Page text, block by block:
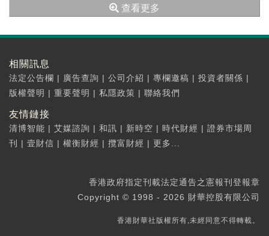
查看更多
相關訊息
法定公告欄 | 廣告查詢 | 公司介紹 | 專欄邀稿 | 投資者關係 |
版權聲明 | 重要聲明 | 私隱政策 | 聯絡我們
友情鏈接
清博智能 | 艾媒諮詢 | 和訊 | 新時空 | 時代財經 | 證券市場周
刊
| 壹財信 | 權衡財經 | 攬富財經 | 更多...
香港政府指定刊載法定通告之憲報刊登報章
Copyright © 1998 - 2026 財華控股有限公司
香港財華社版權所有,未經同意不得轉載。